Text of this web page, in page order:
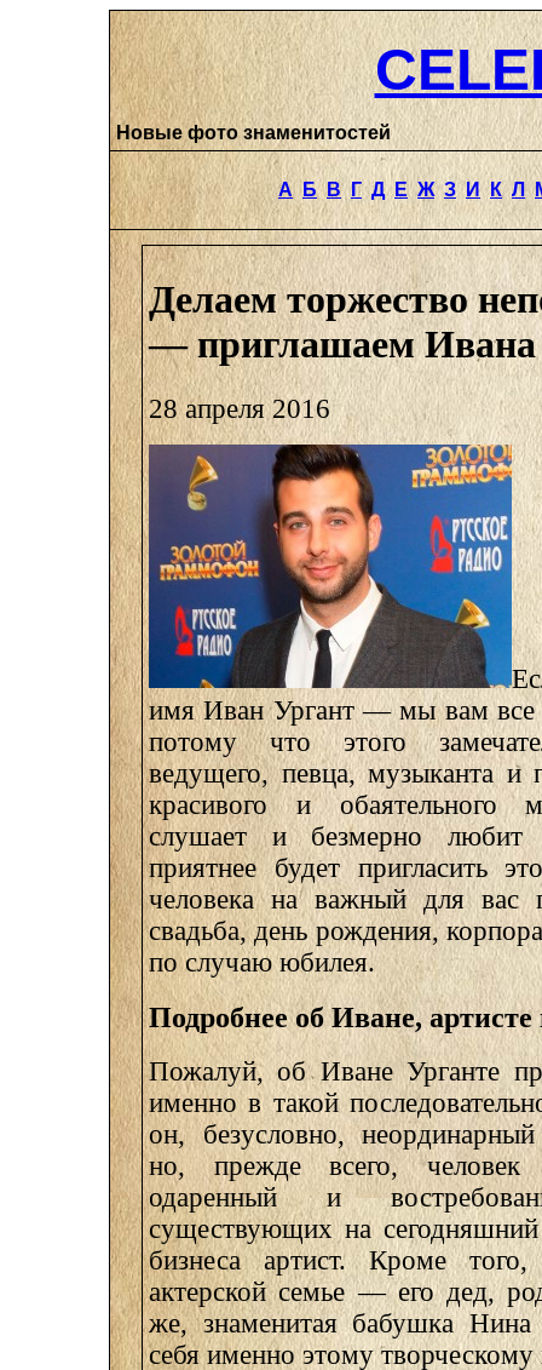
Новые фото знаменитостей
А Б В Г Д Е Ж З И К Л
Делаем торжество
— приглашаем Ивана
28 апреля 2016
имя Иван Ургант — мы вам все
потому что этого
ведущего, певца, музыканта и
красивого и обаятельного
слушает и безмерно любит
приятнее будет пригласить
человека на важный для вас
свадьба, день рождения,
по случаю юбилея.
Подробнее об Иване, артисте
Пожалуй, об Иване Урганте
именно в такой
он, безусловно,
но, прежде всего,
одаренный и
существующих на
бизнеса артист. Кроме
актерской семье — его дед,
же, знаменитая бабушка Нина
себя именно этому творческому